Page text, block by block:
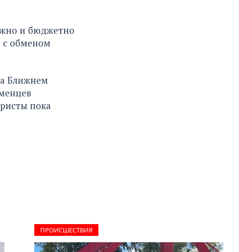
и бюджетно
с обменом
Ближнем
пока
ПРОИCШЕСТВИЯ